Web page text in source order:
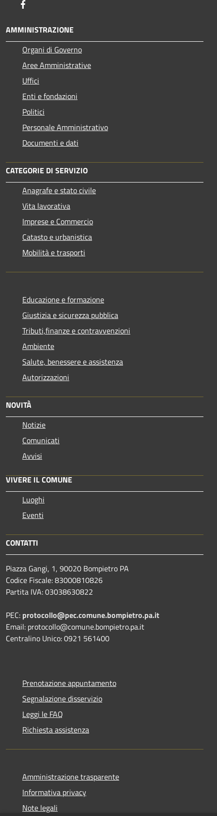
AMMINISTRAZIONE
Organi di Governo
Aree Amministrative
Uffici
Enti e fondazioni
Politici
Personale Amministrativo
Documenti e dati
CATEGORIE DI SERVIZIO
Anagrafe e stato civile
Vita lavorativa
Imprese e Commercio
Catasto e urbanistica
Mobilità e trasporti
Educazione e formazione
Giustizia e sicurezza pubblica
Tributi,finanze e contravvenzioni
Ambiente
Salute, benessere e assistenza
Autorizzazioni
NOVITÀ
Notizie
Comunicati
Avvisi
VIVERE IL COMUNE
Luoghi
Eventi
CONTATTI
Piazza Gangi, 1, 90020 Bompietro PA
Codice Fiscale: 83000810826
Partita IVA: 03038630822
PEC: protocollo@pec.comune.bompietro.pa.it
Email: protocollo@comune.bompietro.pa.it
Centralino Unico: 0921 561400
Prenotazione appuntamento
Segnalazione disservizio
Leggi le FAQ
Richiesta assistenza
Amministrazione trasparente
Informativa privacy
Note legali